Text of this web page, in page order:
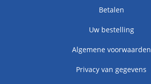
Betalen
Uw bestelling
Algemene voorwaarden
Privacy van gegevens